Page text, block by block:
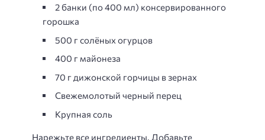
2 банки (по 400 мл) консервированного
горошка
500 г солёных огурцов
400 г майонеза
70 г дижонской горчицы в зернах
Свежемолотый черный перец
Крупная соль
Нарежьте все ингредиенты. Добавьте